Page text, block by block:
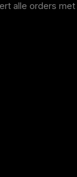
alle orders met